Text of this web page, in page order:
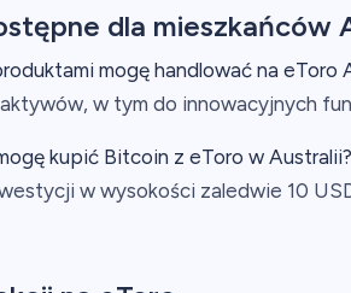
dla mieszkańców
mogę handlować na eToro
w tym do innowacyjnych
kupić Bitcoin z eToro w Australii?
w wysokości zaledwie 10